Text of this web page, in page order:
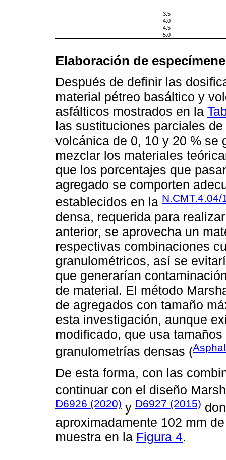
3.5
4.0
4.5
5.0
Elaboración de
Después de definir las
material pétreo basáltico y
asfálticos mostrados en la
las sustituciones parciales
volcánica de 0, 10 y 20 % se
mezclar los materiales
que los porcentajes que
agregado se comporten
establecidos en la N.CMT.4.04/
densa, requerida para
anterior, se aprovecha un
respectivas combinaciones
granulométricos, así se
que generarían
de material. El método
de agregados con tamaño
esta investigación, aunque
modificado, que usa
granulometrías densas (
De esta forma, con las
continuar con el diseño
D6926 (2020) y D6927 (2015)
aproximadamente 102 mm
muestra en la Figura 4.